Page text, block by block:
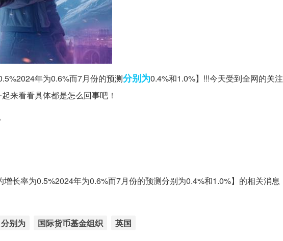
年为0.6%而7月份的预测分别为0.4%和1.0%】!!!今天受到全网的关注
来看看具体都是怎么回事吧！
长率为0.5%2024年为0.6%而7月份的预测分别为0.4%和1.0%】的相关消息
分别为 国际货币基金组织 英国